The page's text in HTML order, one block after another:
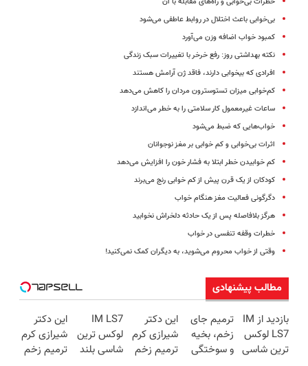
بی‌خوابی باعث اختلال در روابط عاطفی می‌شود
کمبود خواب اضافه وزن می‌آورد
نکته بهداشتی روز: رفع خرخر با تغییرات سبک زندگی
افرادی که بیخوابی دارند، فاقد ژن آرامش هستند
کم‌خوابی میزان تستوسترون مردان را کاهش می‌دهد
ساعات غیرمعمول کار سلامتی را به خطر می‌اندازد
خواب‌هایی که ضبط می‌شود
اثرات بی‌خوابی و کم خوابی بر مغز نوجوانان
کم خوابیدن خطر ابتلا به فشار خون را افزایش می‌دهد
کودکان از یک قرن پیش از کم خوابی رنج می‌برند
دگرگونی فعالیت مغز هنگام خواب
هرگز بلافاصله پس از یک حادثه دلخراش نخوابید
خطرات وقفه تنفسی در خواب
وقتی از خواب محروم می‌شوید، به دیگران کمک نمی‌کنید!
مطالب پیشنهادی
بازدید از IM
LS7 لوکس
ترین شاسی
ترمیم جای
زخم، بخیه
و سوختگی
این دکتر
شیرازی کرم
ترمیم زخم
IM LS7
لوکس ترین
شاسی بلند
این دکتر
شیرازی کرم
ترمیم زخم